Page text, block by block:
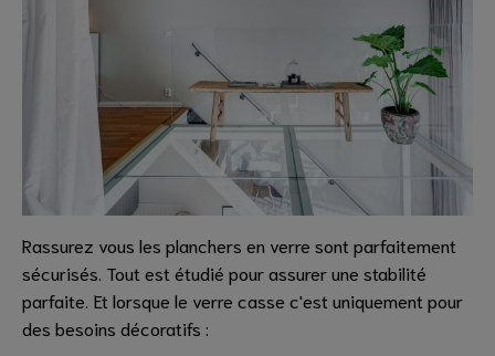
Rassurez vous les planchers en verre sont parfaitement
sécurisés. Tout est étudié pour assurer une stabilité
parfaite. Et lorsque le verre casse c'est uniquement pour
des besoins décoratifs :